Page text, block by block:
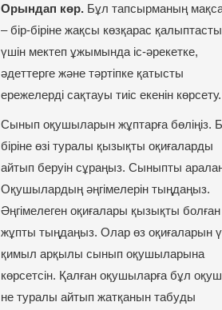
Орындап көр. Бұл тапсырманың
– бір-біріне жақсы көзқарас
үшін мектеп ұжымында іс-әрекетке,
әдеттерге және тәртіпке қатысты
ережелерді сақтауы тиіс екенін көрсету.
Сынып оқушыларын жұптарға бөліңіз.
біріне өзі туралы қызықты оқиғаларды
айтып беруін сұраңыз. Сыныпты
Оқушылардың әңгімелерін тыңдаңыз.
Әңгімелеген оқиғалары қызықты
жұпты тыңдаңыз. Олар өз оқиғаларын
қимыл арқылы сынып оқушыларына
көрсетсін. Қалған оқушыларға бұл
не туралы айтып жатқанын табуды